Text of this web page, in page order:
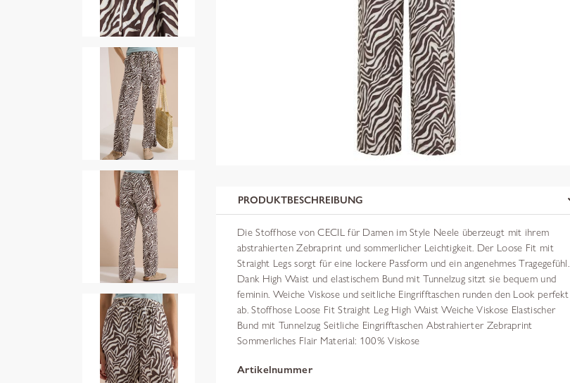
PRODUKTBESCHREIBUNG
Die Stoffhose von CECIL für Damen im Style Neele überzeugt mit ihrem
abstrahierten Zebraprint und sommerlicher Leichtigkeit. Der Loose Fit mit
Straight Legs sorgt für eine lockere Passform und ein angenehmes Tragegefühl.
Dank High Waist und elastischem Bund mit Tunnelzug sitzt sie bequem und
feminin. Weiche Viskose und seitliche Eingrifftaschen runden den Look perfekt
ab. Stoffhose Loose Fit Straight Leg High Waist Weiche Viskose Elastischer
Bund mit Tunnelzug Seitliche Eingrifftaschen Abstrahierter Zebraprint
Sommerliches Flair Material: 100% Viskose
Artikelnummer